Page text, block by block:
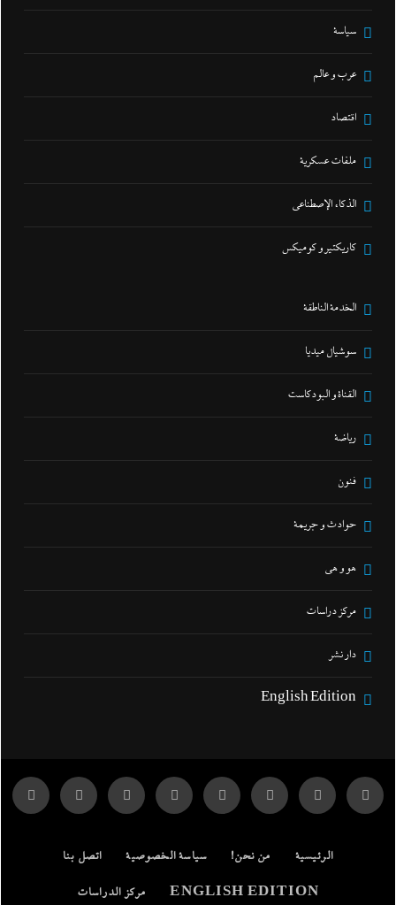
سياسة
عرب و عالم
اقتصاد
ملفات عسكرية
الذكاء الإصطناعي
كاريكتير و كوميكس
الخدمة الناطقة
سوشيال ميديا
القناة و البودكاست
رياضة
فنون
حوادث و جريمة
هو و هي
مركز دراسات
دار نشر
English Edition
الرئيسية من نحن! سياسة الخصوصية اتصل بنا
ENGLISH EDITION مركز الدراسات